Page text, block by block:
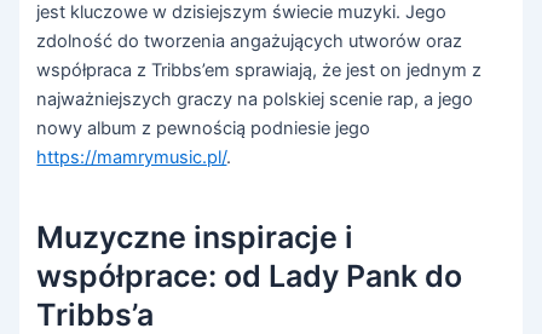
jest kluczowe w dzisiejszym świecie muzyki. Jego
zdolność do tworzenia angażujących utworów oraz
współpraca z Tribbs’em sprawiają, że jest on jednym z
najważniejszych graczy na polskiej scenie rap, a jego
nowy album z pewnością podniesie jego
https://mamrymusic.pl/.
Muzyczne inspiracje i
współprace: od Lady Pank do
Tribbs’a